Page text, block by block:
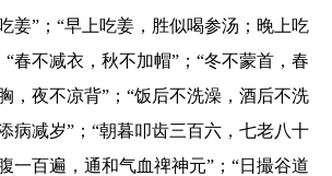
姜”；“早上吃姜，胜似喝参汤；晚上吃
春不减衣，秋不加帽”；“冬不蒙首，春
，夜不凉背”；“饭后不洗澡，酒后不洗
病减岁”；“朝暮叩齿三百六，七老八十
一百遍，通和气血禆神元”；“日撮谷道